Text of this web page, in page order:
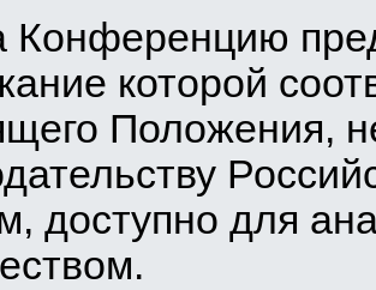
Конференцию
которой
Положения,
доступно для